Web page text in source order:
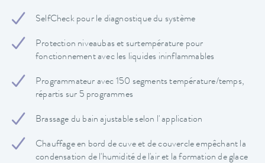
SelfCheck pour le diagnostique du système
Protection niveaubas et surtempérature pour
fonctionnement avec les liquides ininflammables
Programmateur avec 150 segments température/temps,
répartis sur 5 programmes
Brassage du bain ajustable selon l' application
Chauffage en bord de cuve et de couvercle empêchant la
condensation de l'humidité de l'air et la formation de glace